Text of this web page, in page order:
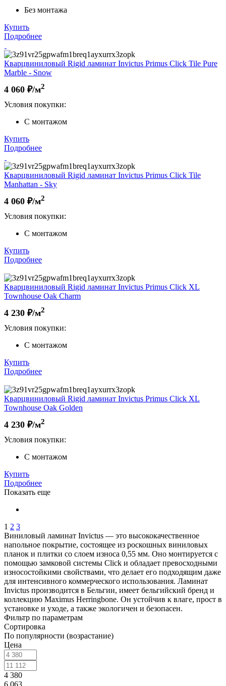
Без монтажа
Купить
Подробнее
Кварцвиниловый Rigid ламинат Invictus Primus Click Tile Pure
Marble - Snow
4 060 ₽/м2
Условия покупки:
С монтажом
Купить
Подробнее
Кварцвиниловый Rigid ламинат Invictus Primus Click Tile
Manhattan - Sky
4 060 ₽/м2
Условия покупки:
С монтажом
Купить
Подробнее
Кварцвиниловый Rigid ламинат Invictus Primus Click XL
Townhouse Oak Charm
4 230 ₽/м2
Условия покупки:
С монтажом
Купить
Подробнее
Кварцвиниловый Rigid ламинат Invictus Primus Click XL
Townhouse Oak Golden
4 230 ₽/м2
Условия покупки:
С монтажом
Купить
Подробнее
Показать еще
1 2 3
Виниловый ламинат Invictus — это высококачественное
напольное покрытие, состоящее из роскошных виниловых
планок и плитки со слоем износа 0,55 мм. Оно монтируется с
помощью замковой системы Click и обладает превосходными
износостойкими свойствами, что делает его подходящим даже
для интенсивного коммерческого использования. Ламинат
Invictus производится в Бельгии, имеет бельгийский бренд и
коллекцию Maximus Herringbone. Он устойчив к влаге, прост в
установке и уходе, а также экологичен и безопасен.
Фильтр по параметрам
Сортировка
По популярности (возрастание)
Цена
4 380
6 063